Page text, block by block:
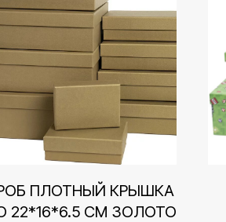
ПЛОТНЫЙ КРЫШКА
22*16*6.5 СМ ЗОЛОТО